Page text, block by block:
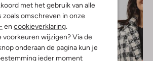
met het gebruik van alle
zoals omschreven in onze
en cookieverklaring
voorkeuren wijzigen? Via de
onderaan de pagina kun je
ieder moment